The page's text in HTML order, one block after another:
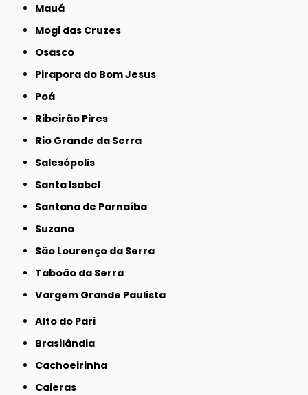
Mauá
Mogi das Cruzes
Osasco
Pirapora do Bom Jesus
Poá
Ribeirão Pires
Rio Grande da Serra
Salesópolis
Santa Isabel
Santana de Parnaíba
Suzano
São Lourenço da Serra
Taboão da Serra
Vargem Grande Paulista
Alto do Pari
Brasilândia
Cachoeirinha
Caieras